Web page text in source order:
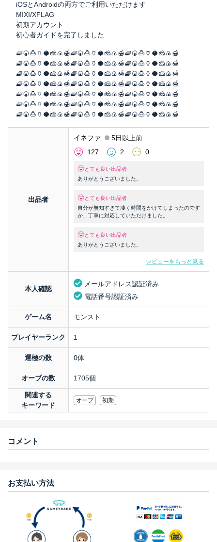
iOSとAndroidの両方でご利用いただけます
MIXI/XFLAG
初期アカウント
初心者ガイドを完了しました
🧇🍘🍮🏺🥥🧀🍙🍯🧇🍘🍮🏺🥥🧀🍙🍯🧇🍘🍮🏺🥥🧀🍙🍯
🧇🍘🍮🏺🥥🧀🍙🍯🧇🍘🍮🏺🥥🧀🍙🍯🧇🍘🍮🏺🥥🧀🍙🍯
🧇🍘🍮🏺🥥🧀🍙🍯🧇🍘🍮🏺🥥🧀🍙🍯🧇🍘🍮🏺🥥🧀🍙🍯
🧇🍘🍮🏺🥥🧀🍙🍯🧇🍘🍮🏺🥥🧀🍙🍯🧇🍘🍮🏺🥥🧀🍙🍯
🧇🍘🍮🏺🥥🧀🍙🍯🧇🍘🍮🏺🥥🧀🍙🍯🧇🍘🍮🏺🥥🧀🍙🍯
🧇🍘🍮🏺🥥🧀🍙🍯🧇🍘🍮🏺🥥🧀🍙🍯🧇🍘🍮🏺🥥🧀🍙🍯
🧇🍘🍮🏺🥥🧀🍙🍯🧇🍘🍮🏺🥥🧀🍙🍯🧇🍘🍮🏺🥥🧀🍙🍯
出品者
イネファ
5日以上前
127
2 0
とても良い出品者
ありがとうございました。
とても良い出品者
自分が無知すぎて凄く時間をかけてしまったのです
か、丁寧に対応していただけました。
とても良い出品者
ありがとうございました。
レビューをもっと見る
本人確認
メールアドレス認証済み
電話番号認証済み
ゲーム名 モンスト
プレイヤーランク 1
運極の数 0体
オーブの数 1705個
関連する
キーワード
オーブ 初期
コメント
お支払い方法